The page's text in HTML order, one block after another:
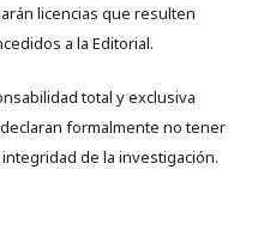
licencias que resulten
a la Editorial.
total y exclusiva
formalmente no tener
de la investigación.